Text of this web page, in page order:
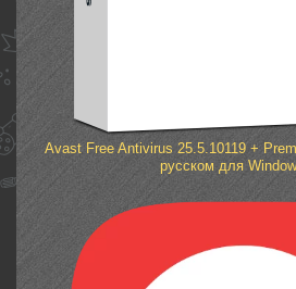
Avast Free Antivirus 25.5.10119 +
русском для